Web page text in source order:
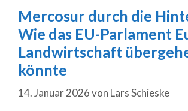
Mercosur durch die
Wie das EU-Parlament
Landwirtschaft
könnte
14. Januar 2026von Lars Schieske